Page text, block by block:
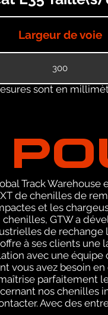
Largeur de voie
300
sont en
Track
de chenilles de
et les
chenilles, GTW a
de rechange
offre à ses clients une
avec une
vous avez besoin
parfaitement
nos chenilles
Avec des